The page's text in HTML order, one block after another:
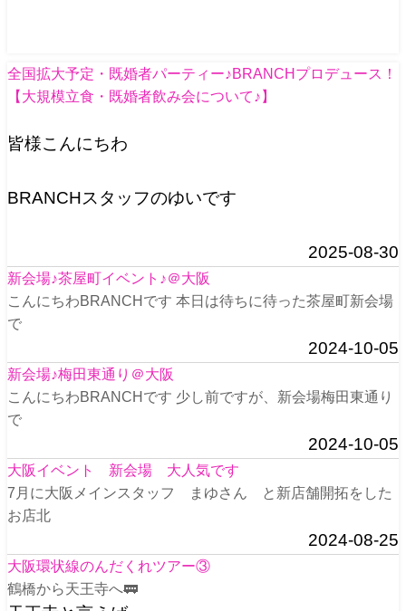
全国拡大予定・既婚者パーティー♪BRANCHプロデュース！
【大規模立食・既婚者飲み会について♪】
皆様こんにちわ
BRANCHスタッフのゆいです
2025-08-30
新会場♪茶屋町イベント♪＠大阪
こんにちわBRANCHです 本日は待ちに待った茶屋町新会場
で
2024-10-05
新会場♪梅田東通り＠大阪
こんにちわBRANCHです 少し前ですが、新会場梅田東通り
で
2024-10-05
大阪イベント 新会場 大人気です
7月に大阪メインスタッフ まゆさん と新店舗開拓をした
お店北
2024-08-25
大阪環状線のんだくれツアー③
鶴橋から天王寺へ🚃